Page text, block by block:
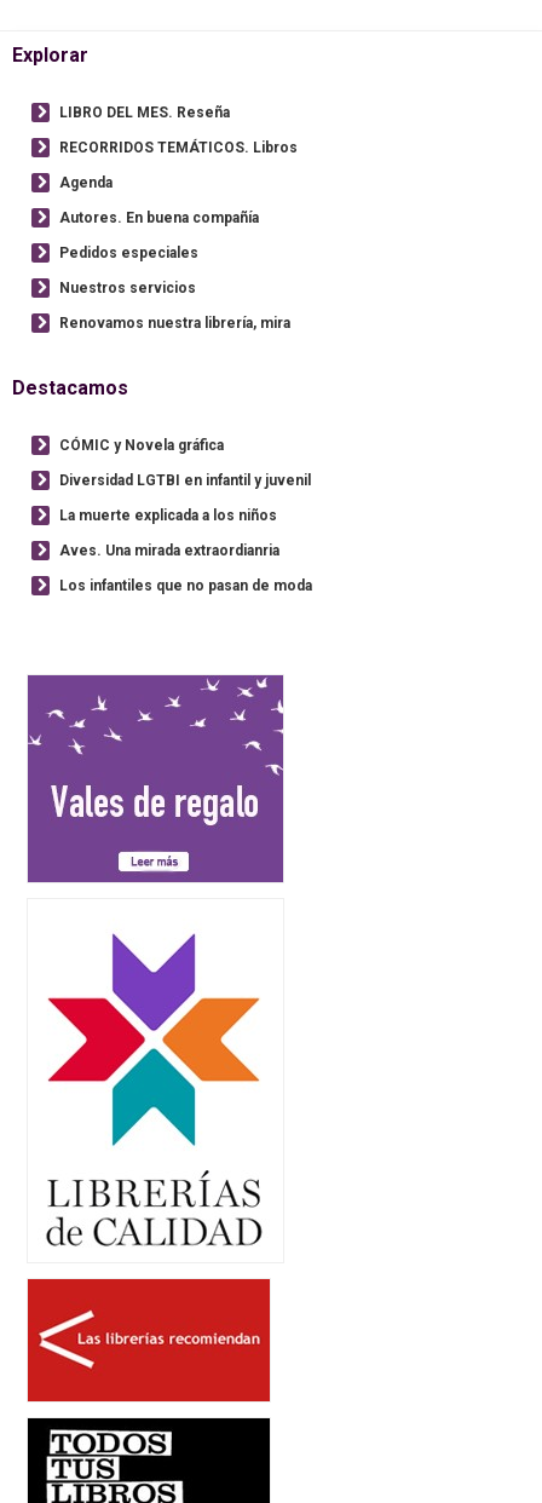
Explorar
LIBRO DEL MES. Reseña
RECORRIDOS TEMÁTICOS. Libros
Agenda
Autores. En buena compañía
Pedidos especiales
Nuestros servicios
Renovamos nuestra librería, mira
Destacamos
CÓMIC y Novela gráfica
Diversidad LGTBI en infantil y juvenil
La muerte explicada a los niños
Aves. Una mirada extraordianria
Los infantiles que no pasan de moda